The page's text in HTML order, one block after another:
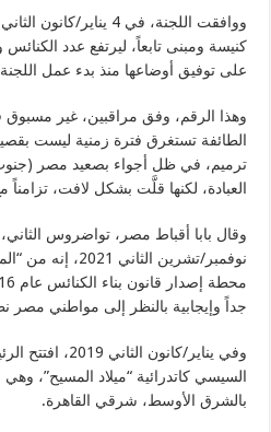
كنيسة ومبنى تابعاً، ليرتفع عدد
على توفيق أوضاعها منذ بدء عمل اللجنة إلى 2162 كنيسة
وهذا الرقم، وفق مراقبين، غير مسبوق
الطائفة تستغرق فترة زمنية ليست
ترميم، في ظل أجواء بصعيد مصر
العبادة، لكنها قلَّت بشكل لافت، تزامناً
نوفمبر/تشرين
جداً وإيجابية بالنظر إلى مواطني مصر
وفي يناير/كانون
السيسي كاتدرائية “ميلاد المسيح”،
بالشرق الأوسط، شرقي القاهرة.